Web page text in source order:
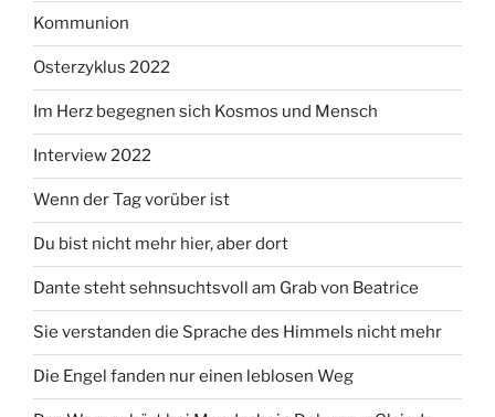
Kommunion
Osterzyklus 2022
Im Herz begegnen sich Kosmos und Mensch
Interview 2022
Wenn der Tag vorüber ist
Du bist nicht mehr hier, aber dort
Dante steht sehnsuchtsvoll am Grab von Beatrice
Sie verstanden die Sprache des Himmels nicht mehr
Die Engel fanden nur einen leblosen Weg